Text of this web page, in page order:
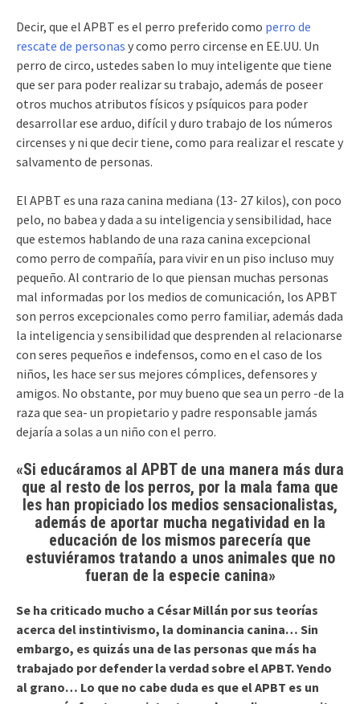
Decir, que el APBT es el perro preferido como perro de
rescate de personas y como perro circense en EE.UU. Un
perro de circo, ustedes saben lo muy inteligente que tiene
que ser para poder realizar su trabajo, además de poseer
otros muchos atributos físicos y psíquicos para poder
desarrollar ese arduo, difícil y duro trabajo de los números
circenses y ni que decir tiene, como para realizar el rescate y
salvamento de personas.
El APBT es una raza canina mediana (13- 27 kilos), con poco
pelo, no babea y dada a su inteligencia y sensibilidad, hace
que estemos hablando de una raza canina excepcional
como perro de compañía, para vivir en un piso incluso muy
pequeño. Al contrario de lo que piensan muchas personas
mal informadas por los medios de comunicación, los APBT
son perros excepcionales como perro familiar, además dada
la inteligencia y sensibilidad que desprenden al relacionarse
con seres pequeños e indefensos, como en el caso de los
niños, les hace ser sus mejores cómplices, defensores y
amigos. No obstante, por muy bueno que sea un perro -de la
raza que sea- un propietario y padre responsable jamás
dejaría a solas a un niño con el perro.
«Si educáramos al APBT de una manera más dura
que al resto de los perros, por la mala fama que
les han propiciado los medios sensacionalistas,
además de aportar mucha negatividad en la
educación de los mismos parecería que
estuviéramos tratando a unos animales que no
fueran de la especie canina»
Se ha criticado mucho a César Millán por sus teorías
acerca del instintivismo, la dominancia canina… Sin
embargo, es quizás una de las personas que más ha
trabajado por defender la verdad sobre el APBT. Yendo
al grano… Lo que no cabe duda es que el APBT es un